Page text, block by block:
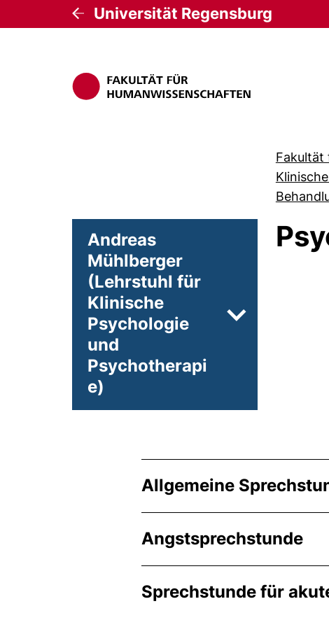
Universität Regensburg
Fakultät
Andreas
Mühlberger
(Lehrstuhl für
Klinische
Psychologie
und
Psychotherapi
e)
Unterseiten von
Allgemeine
Angstsprechstunde
Sprechstunde für